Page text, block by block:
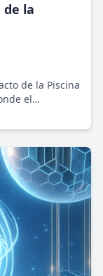
de la
de la Piscina
el